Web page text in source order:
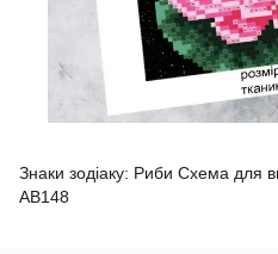
Знаки зодіаку: Риби Схема для
AB148